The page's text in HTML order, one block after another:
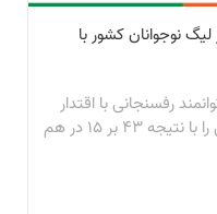
نوجوانان كشور با
رفسنجانی با اقتدار
تمام تيم زربام پارت خراسان شمالی را با نتيجه ۴۳ بر ۱۵ در هم